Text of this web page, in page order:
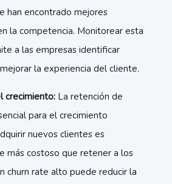
han encontrado mejores
la competencia. Monitorear esta
a las empresas identificar
la experiencia del cliente.
crecimiento: La retención de
para el crecimiento
nuevos clientes es
más costoso que retener a los
churn rate alto puede reducir la